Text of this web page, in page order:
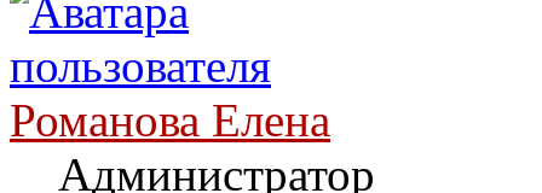
Романова Елена
Администратор